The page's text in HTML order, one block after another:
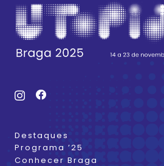
Destaques
Programa ’25
Conhecer Braga